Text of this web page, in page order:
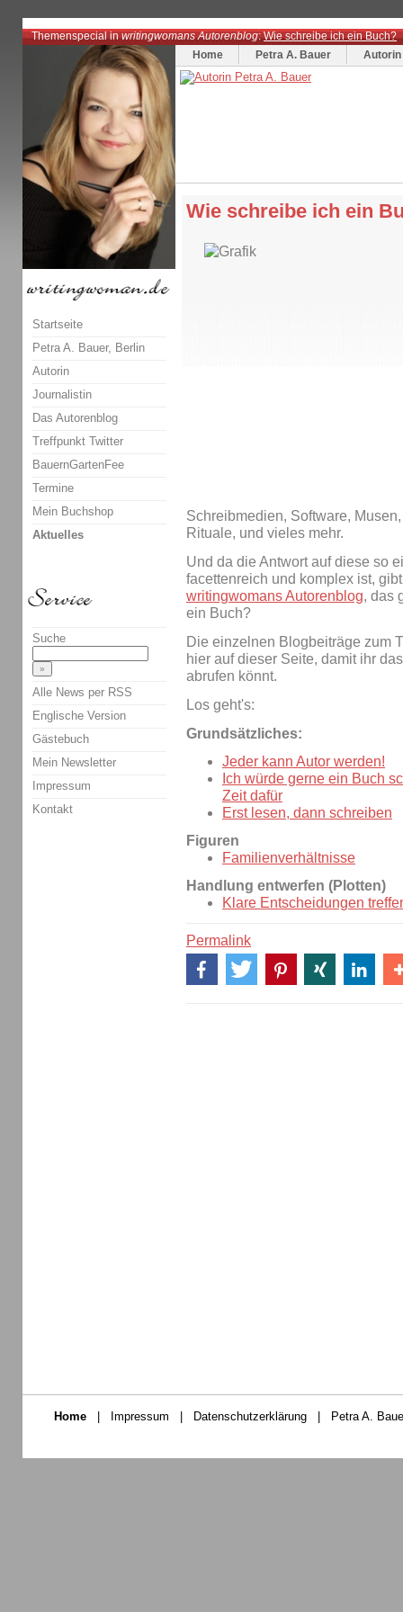
Themenspecial inwritingwomans Autorenblog:Wie schreibe ich ein Buch?
Home
Petra A. Bauer Autorin
Wie schreibe ich ein
Schreibmedien, Software,
Rituale, und vieles mehr.
Und da die Antwort auf diese so
facettenreich und komplex ist,
writingwomans Autorenblog, das
ein Buch?
Die einzelnen Blogbeiträge zum
hier auf dieser Seite, damit ihr
abrufen könnt.
Los geht's:
Grundsätzliches:
Jeder kann Autor werden!
Ich würde gerne ein Buch
Zeit dafür
Erst lesen, dann schreiben
Figuren
Familienverhältnisse
Handlung entwerfen (Plotten)
Klare Entscheidungen
Permalink
Startseite
Petra A. Bauer, Berlin
Autorin
Journalistin
Das Autorenblog
Treffpunkt Twitter
BauernGartenFee
Termine
Mein Buchshop
Aktuelles
Suche
Alle News per RSS
Englische Version
Gästebuch
Mein Newsletter
Impressum
Kontakt
Home | Impressum | Datenschutzerklärung | Petra A.